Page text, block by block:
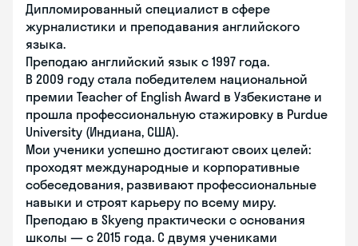
Дипломированный специалист в сфере
журналистики и преподавания английского
языка.
Преподаю английский язык с 1997 года.
В 2009 году стала победителем национальной
премии Teacher of English Award в Узбекистане и
прошла профессиональную стажировку в Purdue
University (Индиана, США).
Мои ученики успешно достигают своих целей:
проходят международные и корпоративные
собеседования, развивают профессиональные
навыки и строят карьеру по всему миру.
Преподаю в Skyeng практически с основания
школы — с 2015 года. С двумя учениками